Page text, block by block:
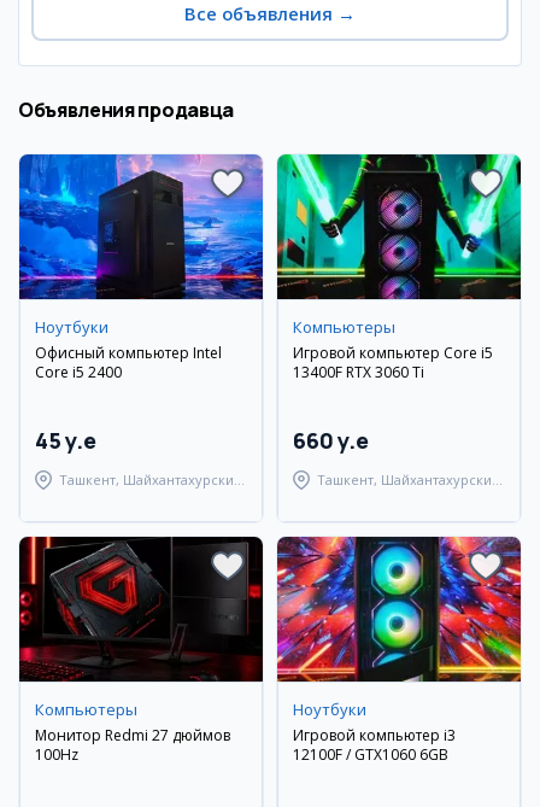
Все объявления →
Объявления продавца
Ноутбуки
Офисный компьютер Intel
Core i5 2400
45 y.e
Ташкент, Шайхантахурский
Компьютеры
Игровой компьютер Core i5
13400F RTX 3060 Ti
660 y.e
Ташкент, Шайхантахурский
Компьютеры
Монитор Redmi 27 дюймов
100Hz
Ноутбуки
Игровой компьютер i3
12100F / GTX1060 6GB